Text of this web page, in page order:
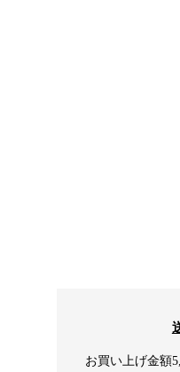
お買い上げ金額